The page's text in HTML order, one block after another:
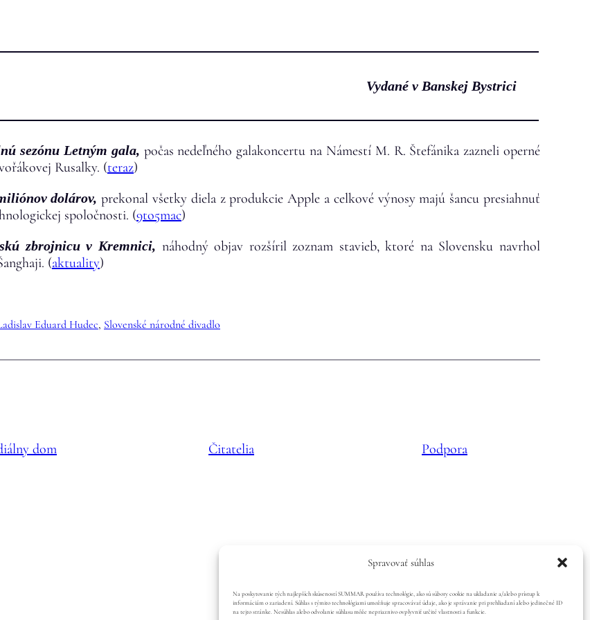
Spravovať súhlas
Na poskytovanie tých najlepších skúseností SUMMAR používa technológie, ako sú súbory cookie na ukladanie a/alebo prístup k
informáciám o zariadení. Súhlas s týmito technológiami umožňuje spracovávať údaje, ako je správanie pri prehliadaní alebo jedinečné ID
na tejto stránke. Nesúhlas alebo odvolanie súhlasu môže nepriaznivo ovplyvniť určité vlastnosti a funkcie.
Vydané v Banskej Bystrici
sezónu Letným gala, počas nedeľného galakoncertu na Námestí M. R. Štefánika zazneli operné
Rusalky. (teraz)
dolárov, prekonal všetky diela z produkcie Apple a celkové výnosy majú šancu presiahnuť
spoločnosti. (9to5mac)
zbrojnicu v Kremnici, náhodný objav rozšíril zoznam stavieb, ktoré na Slovensku navrhol
(aktuality)
Eduard Hudec, Slovenské národné divadlo
dom Čitatelia Podpora